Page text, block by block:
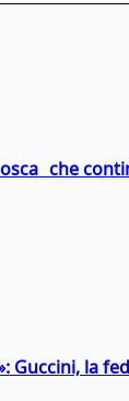
che
Guccini, la